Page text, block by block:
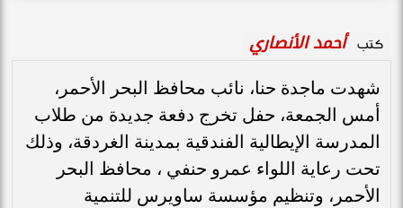
كتب أحمد الأنصاري
شهدت ماجدة حنا، نائب محافظ البحر الأحمر،
أمس الجمعة، حفل تخرج دفعة جديدة من طلاب
المدرسة الإيطالية الفندقية بمدينة الغردقة، وذلك
تحت رعاية اللواء عمرو حنفي ، محافظ البحر
الأحمر، وتنظيم مؤسسة ساويرس للتنمية